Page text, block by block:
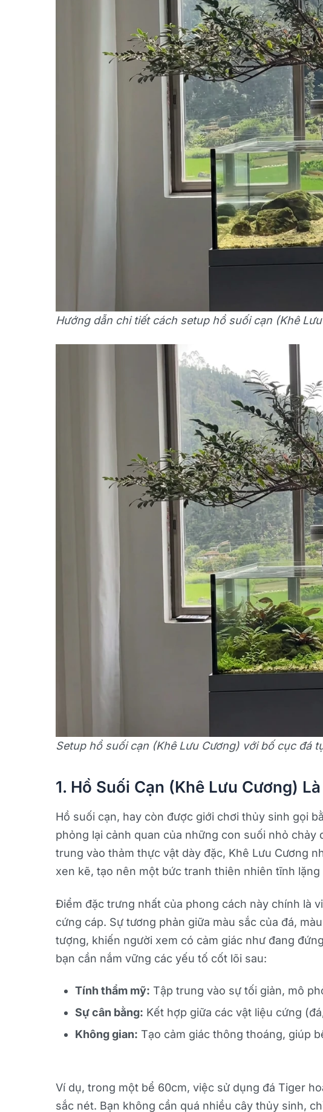
Hướng dẫn chi tiết cách setup hồ suối cạn (Khê
Setup hồ suối cạn (Khê Lưu Cương) với bố cục đá
1. Hồ Suối Cạn (Khê Lưu Cương) Là
Hồ suối cạn, hay còn được giới chơi thủy sinh gọi
phỏng lại cảnh quan của những con suối nhỏ
trung vào thảm thực vật dày đặc, Khê Lưu Cương
xen kẽ, tạo nên một bức tranh thiên nhiên tĩnh
Điểm đặc trưng nhất của phong cách này chính là
cứng cáp. Sự tương phản giữa màu sắc của đá,
tượng, khiến người xem có cảm giác như đang
bạn cần nắm vững các yếu tố cốt lõi sau:
Tính thẩm mỹ: Tập trung vào sự tối giản, mô
Sự cân bằng: Kết hợp giữa các vật liệu cứng
Không gian: Tạo cảm giác thông thoáng, giúp
Ví dụ, trong một bể 60cm, việc sử dụng đá Tiger
sắc nét. Bạn không cần quá nhiều cây thủy sinh,